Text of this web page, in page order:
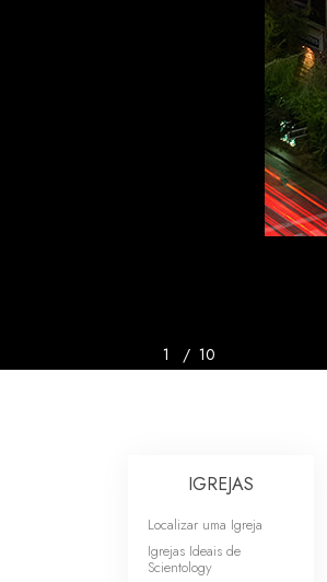
1 / 10
IGREJAS
Localizar uma Igreja
Igrejas Ideais de
Scientology